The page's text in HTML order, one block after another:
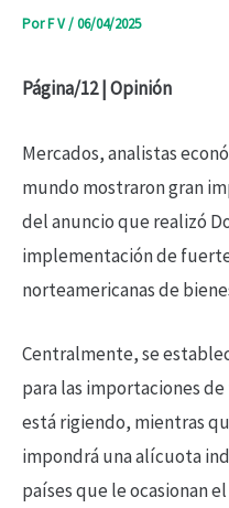
PorF V/06/04/2025
Página/12 | Opinión
Mercados, analistas
mundo mostraron gran
del anuncio que realizó
implementación de
norteamericanas de
Centralmente, se
para las importaciones
está rigiendo, mientras
impondrá una alícuota
países que le ocasionan